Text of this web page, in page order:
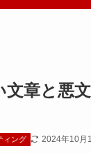
文章と悪
ィング 2024年10月